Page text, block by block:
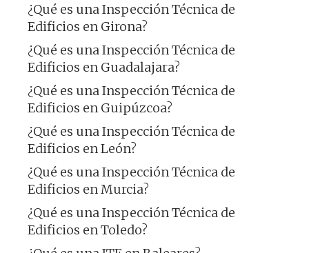
¿Qué es una Inspección Técnica de
Edificios en Girona?
¿Qué es una Inspección Técnica de
Edificios en Guadalajara?
¿Qué es una Inspección Técnica de
Edificios en Guipúzcoa?
¿Qué es una Inspección Técnica de
Edificios en León?
¿Qué es una Inspección Técnica de
Edificios en Murcia?
¿Qué es una Inspección Técnica de
Edificios en Toledo?